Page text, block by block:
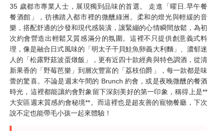
35 歲都市專業人士，展現獨到品味的首選。 走進「曜日.早午餐
餐酒館」，彷彿踏入都市裡的微醺綠洲。柔和的燈光與輕緩的音
樂，搭配舒適的沙發和現代感裝潢，讓緊繃的心情瞬間放鬆，為初
次約會營造出輕鬆又質感滿分的氛圍。這裡不只提供創意義式料
理，像是融合日式風味的「明太子干貝鮭魚卵義大利麵」、濃郁迷
人的「松露野菇波蛋燉飯」，更有近四十款經典與特色調酒，從清
新果香的「野莓芭樂」到層次豐富的「荔枝伯爵」，每一款都是味
蕾的驚喜。不論是週末午間的 Brunch 約會，或是夜晚微醺的餐酒
時光，這裡都能讓約會對象留下深刻美好的第一印象，稱得上是**
大安區週末質感約會秘境**。而這裡也是超友善的寵物餐廳，下次
說不定也能帶毛小孩一起來體驗！